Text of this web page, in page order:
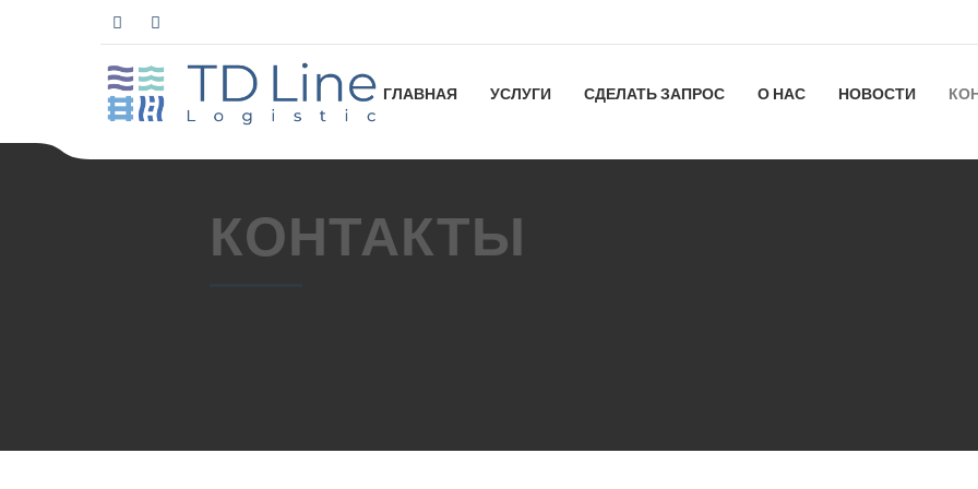
ГЛАВНАЯ УСЛУГИ СДЕЛАТЬ ЗАПРОС О НАС НОВОСТИ
КОНТАКТЫ